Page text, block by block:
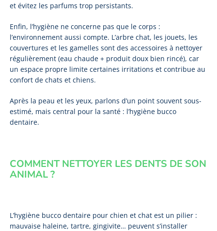
et évitez les parfums trop persistants.
Enfin, l’hygiène ne concerne pas que le corps :
l’environnement aussi compte. L’arbre chat, les jouets, les
couvertures et les gamelles sont des accessoires à nettoyer
régulièrement (eau chaude + produit doux bien rincé), car
un espace propre limite certaines irritations et contribue au
confort de chats et chiens.
Après la peau et les yeux, parlons d’un point souvent sous-
estimé, mais central pour la santé : l’hygiène bucco
dentaire.
COMMENT NETTOYER LES DENTS DE SON
ANIMAL ?
L’hygiène bucco dentaire pour chien et chat est un pilier :
mauvaise haleine, tartre, gingivite… peuvent s’installer